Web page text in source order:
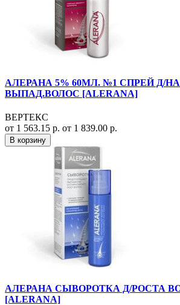
АЛЕРАНА 5% 60МЛ. №1 СПРЕЙ Д/
ВЫПАД.ВОЛОС [ALERANA]
ВЕРТЕКС
от 1 563.15 р. от 1 839.00 р.
В корзину
АЛЕРАНА СЫВОРОТКА Д/РОСТА
[ALERANA]